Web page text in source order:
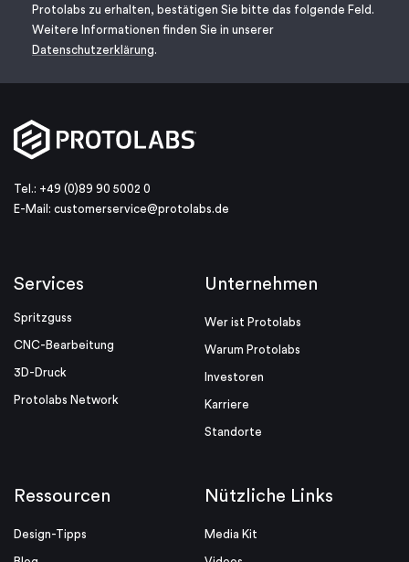
Protolabs zu erhalten, bestätigen Sie bitte das folgende Feld.
Weitere Informationen finden Sie in unserer
Datenschutzerklärung.
Tel.: +49 (0)89 90 5002 0
E-Mail: customerservice@protolabs.de
Services
Spritzguss
CNC-Bearbeitung
3D-Druck
Protolabs Network
Unternehmen
Wer ist Protolabs
Warum Protolabs
Investoren
Karriere
Standorte
Ressourcen
Design-Tipps
Nützliche Links
Media Kit